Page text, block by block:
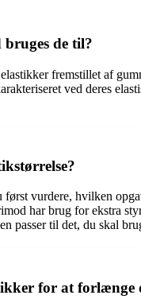
de til?
fremstillet af
ved deres
vurdere, hvilken
har brug for ekstra
passer til det, du skal
for at forlænge